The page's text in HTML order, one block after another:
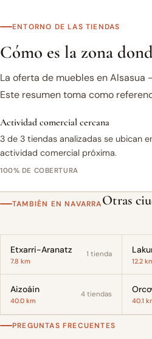
ENTORNO DE LAS TIENDAS
Cómo es la zona
La oferta de muebles en
Este resumen toma como
Actividad comercial cercana
3 de 3 tiendas analizadas se ubican
actividad comercial próxima.
100% DE COBERTURA
TAMBIÉN EN NAVARRAOtras
Etxarri-Aranatz
7.8 km
1 tienda
12.2
Aizoáin
40.0 km
4 tiendas
40.1
PREGUNTAS FRECUENTES